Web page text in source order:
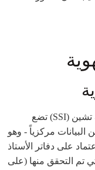
الهويات السيادية الذاتية القائمة على البلوك تشين (SSI) تضع
مركزياً - وهو
على دفاتر الأستاذ
تم التحقق منها (على